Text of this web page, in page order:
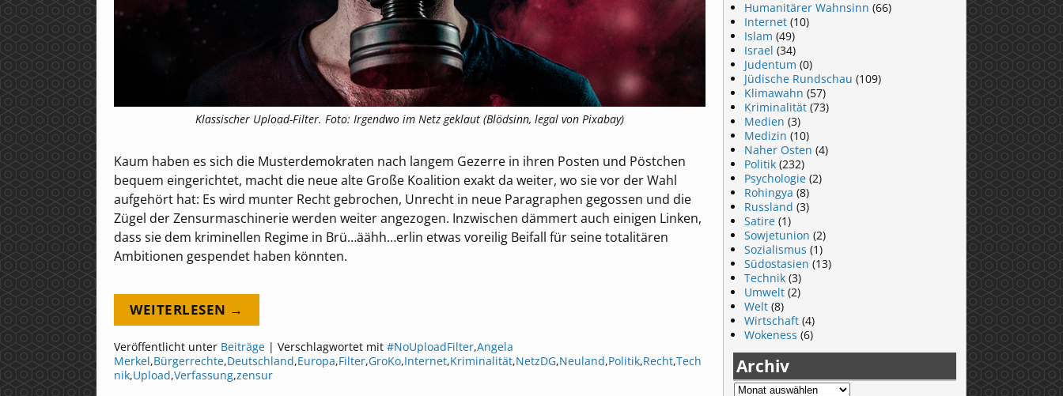
Klassischer Upload-Filter. Foto: Irgendwo im Netz geklaut (Blödsinn, legal von Pixabay)
Kaum haben es sich die Musterdemokraten nach langem Gezerre in ihren Posten und Pöstchen
bequem eingerichtet, macht die neue alte Große Koalition exakt da weiter, wo sie vor der Wahl
aufgehört hat: Es wird munter Recht gebrochen, Unrecht in neue Paragraphen gegossen und die
Zügel der Zensurmaschinerie werden weiter angezogen. Inzwischen dämmert auch einigen Linken,
dass sie dem kriminellen Regime in Brü…äähh…erlin etwas voreilig Beifall für seine totalitären
Ambitionen gespendet haben könnten.
WEITERLESEN →
Veröffentlicht unter Beiträge | Verschlagwortet mit #NoUploadFilter,Angela
Merkel,Bürgerrechte,Deutschland,Europa,Filter,GroKo,Internet,Kriminalität,NetzDG,Neuland,Politik,Recht,Tech
nik,Upload,Verfassung,zensur
Humanitärer Wahnsinn (66)
Internet (10)
Islam (49)
Israel (34)
Judentum (0)
Jüdische Rundschau (109)
Klimawahn (57)
Kriminalität (73)
Medien (3)
Medizin (10)
Naher Osten (4)
Politik (232)
Psychologie (2)
Rohingya (8)
Russland (3)
Satire (1)
Sowjetunion (2)
Sozialismus (1)
Südostasien (13)
Technik (3)
Umwelt (2)
Welt (8)
Wirtschaft (4)
Wokeness (6)
Archiv